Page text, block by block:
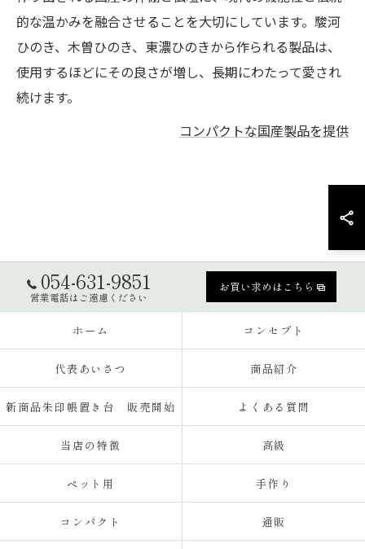
的な温かみを融合させることを大切にしています。駿河
ひのき、木曽ひのき、東濃ひのきから作られる製品は、
使用するほどにその良さが増し、長期にわたって愛され
続けます。
コンパクトな国産製品を提供
054-631-9851
営業電話はご遠慮ください
お買い求めはこちら
ホーム コンセプト
代表あいさつ 商品紹介
新商品朱印帳置き台 販売開始 よくある質問
当店の特徴 高級
ペット用 手作り
コンパクト 通販